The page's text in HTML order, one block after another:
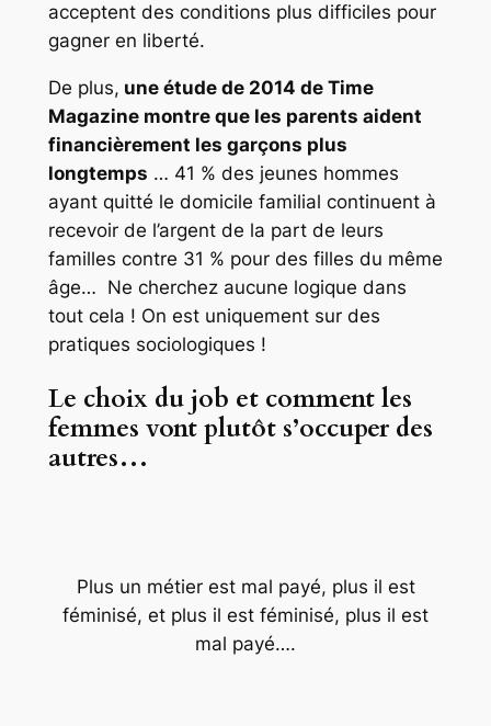
acceptent des conditions plus difficiles pour
gagner en liberté.
De plus, une étude de 2014 de Time
Magazine montre que les parents aident
financièrement les garçons plus
longtemps … 41 % des jeunes hommes
ayant quitté le domicile familial continuent à
recevoir de l’argent de la part de leurs
familles contre 31 % pour des filles du même
âge… Ne cherchez aucune logique dans
tout cela ! On est uniquement sur des
pratiques sociologiques !
Le choix du job et comment les
femmes vont plutôt s’occuper des
autres…
Plus un métier est mal payé, plus il est
féminisé, et plus il est féminisé, plus il est
mal payé….